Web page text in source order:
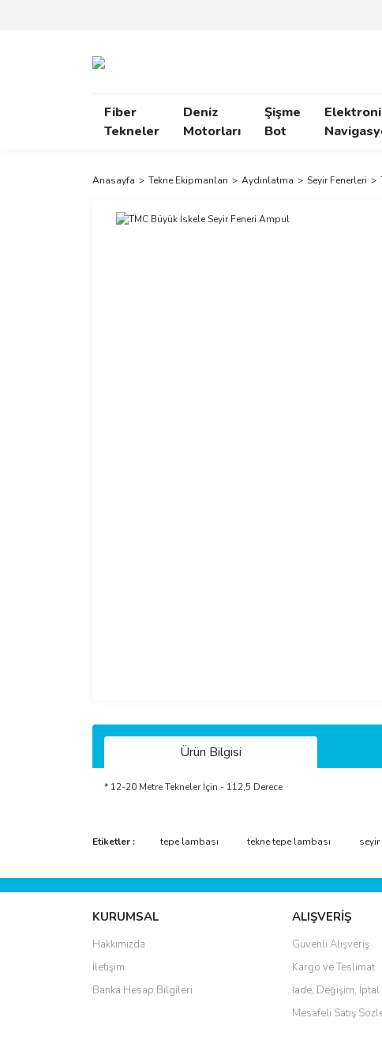
Fiber
Tekneler
Deniz
Motorları
Şişme
Bot
Anasayfa Tekne Ekipmanları Aydınlatma Seyir Fenerleri
Ürün Bilgisi
* 12-20 Metre Tekneler İçin - 112,5 Derece
Görüş ve önerileriniz için teşekkür ederiz.
Ürün resmi kalitesiz, bozuk veya görüntülenemiyor.
Ürün fiyatı diğer sitelerden daha pahalı.
Bu ürüne benzer farklı alternatifler olmalı.
Etiketler : tepe lambası tekne tepe lambası seyir
KURUMSAL
Hakkımızda
İletişim
Banka Hesap Bilgileri
ALIŞVERİŞ
Güvenli Alışveriş
Kargo ve Teslimat
İade, Değişim, İptal
Mesafeli Satış